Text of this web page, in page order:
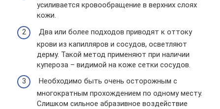
усиливается кровообращение в верхних слоях
кожи.
Два или более подходов приводят к оттоку
крови из капилляров и сосудов, осветляют
дерму. Такой метод применяют при наличии
купероза – видимой на коже сетки сосудов.
Необходимо быть очень осторожным с
многократным прохождением по одному месту.
Слишком сильное абразивное воздействие